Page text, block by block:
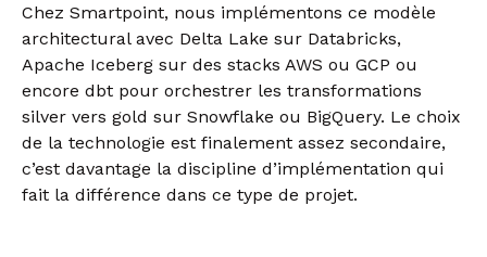
Chez Smartpoint, nous implémentons ce modèle
architectural avec Delta Lake sur Databricks,
Apache Iceberg sur des stacks AWS ou GCP ou
encore dbt pour orchestrer les transformations
silver vers gold sur Snowflake ou BigQuery. Le choix
de la technologie est finalement assez secondaire,
c’est davantage la discipline d’implémentation qui
fait la différence dans ce type de projet.